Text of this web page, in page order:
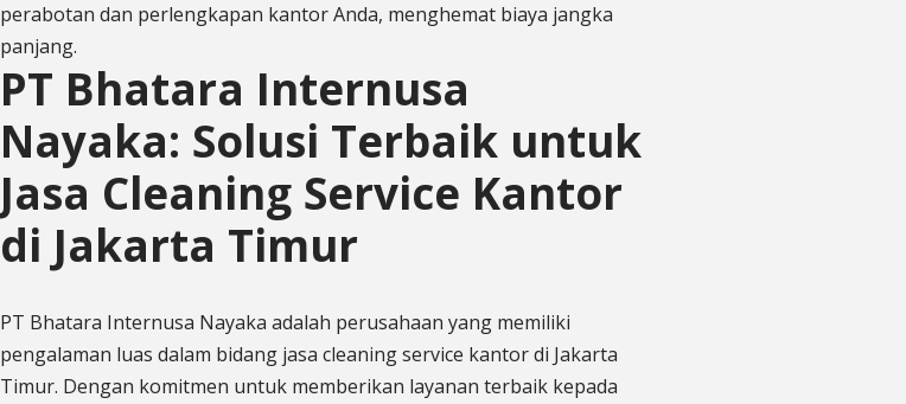
perabotan dan perlengkapan kantor Anda, menghemat biaya jangka
panjang.
PT Bhatara Internusa
Nayaka: Solusi Terbaik untuk
Jasa Cleaning Service Kantor
di Jakarta Timur
PT Bhatara Internusa Nayaka adalah perusahaan yang memiliki
pengalaman luas dalam bidang jasa cleaning service kantor di Jakarta
Timur. Dengan komitmen untuk memberikan layanan terbaik kepada